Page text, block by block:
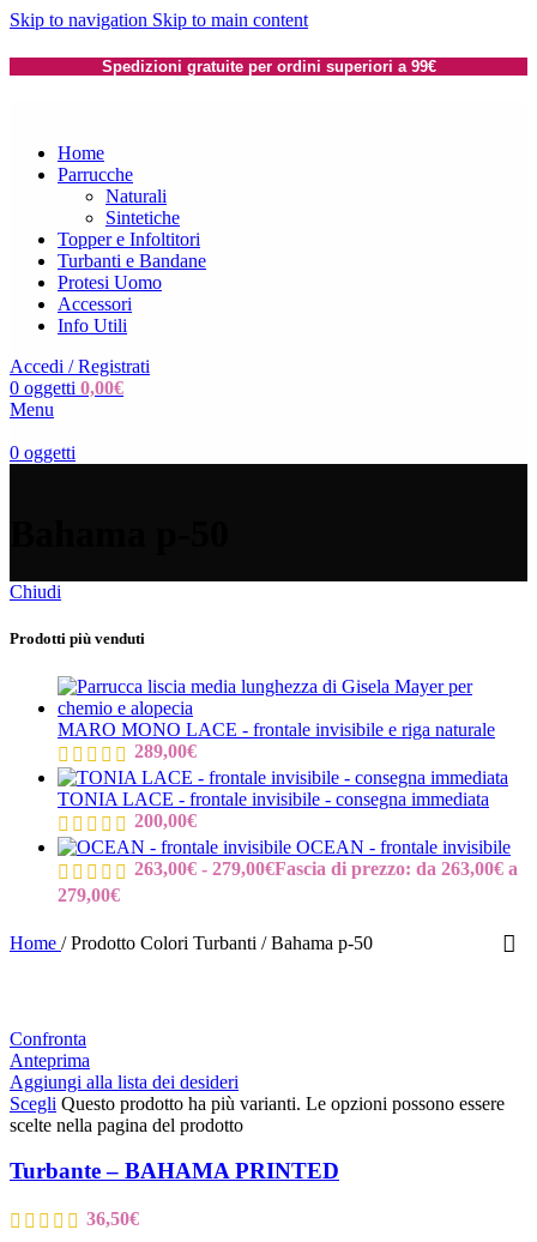
Skip to navigation Skip to main content
Spedizioni gratuite per ordini superiori a 99€
Home
Parrucche
Naturali
Sintetiche
Topper e Infoltitori
Turbanti e Bandane
Protesi Uomo
Accessori
Info Utili
Accedi / Registrati
0 oggetti 0,00€
Menu
0 oggetti
Chiudi
Prodotti più venduti
MARO MONO LACE - frontale invisibile e riga naturale
289,00€
TONIA LACE - frontale invisibile - consegna immediata
200,00€
OCEAN - frontale invisibile
263,00€ - 279,00€Fascia di prezzo: da 263,00€ a
279,00€
Home / Prodotto Colori Turbanti / Bahama p-50
Confronta
Anteprima
Aggiungi alla lista dei desideri
Scegli Questo prodotto ha più varianti. Le opzioni possono essere
scelte nella pagina del prodotto
Turbante – BAHAMA PRINTED
36,50€